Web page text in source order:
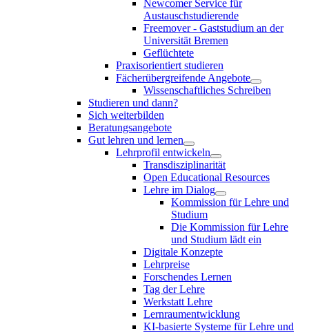
Newcomer Service für
Austauschstudierende
Freemover - Gaststudium an der
Universität Bremen
Geflüchtete
Praxisorientiert studieren
Fächerübergreifende Angebote
Wissenschaftliches Schreiben
Studieren und dann?
Sich weiterbilden
Beratungsangebote
Gut lehren und lernen
Lehrprofil entwickeln
Transdisziplinarität
Open Educational Resources
Lehre im Dialog
Kommission für Lehre und
Studium
Die Kommission für Lehre
und Studium lädt ein
Digitale Konzepte
Lehrpreise
Forschendes Lernen
Tag der Lehre
Werkstatt Lehre
Lernraumentwicklung
KI-basierte Systeme für Lehre und